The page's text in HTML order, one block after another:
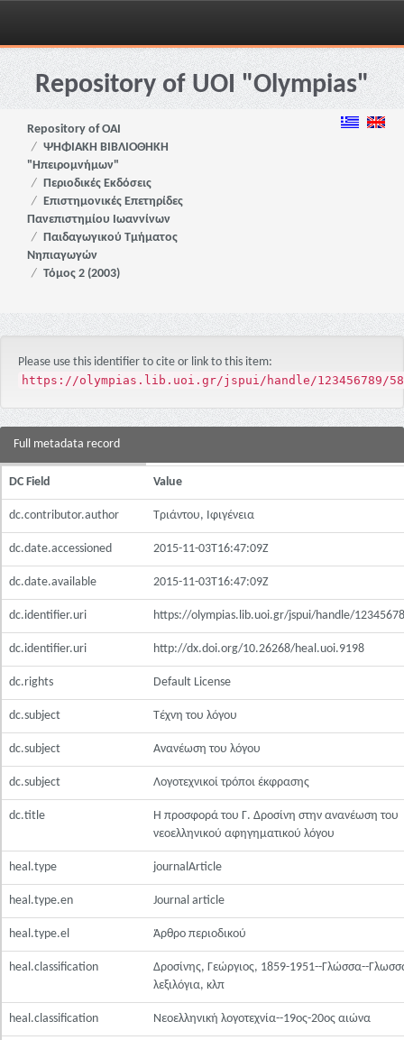
Skip
navigationRepository of UOI "Olympias"
Repository of OAI
ΨΗΦΙΑΚΗ ΒΙΒΛΙΟΘΗΚΗ
"Ηπειρομνήμων"
Περιοδικές Εκδόσεις
Επιστημονικές Επετηρίδες
Πανεπιστημίου Ιωαννίνων
Παιδαγωγικού Τμήματος
Νηπιαγωγών
Τόμος 2 (2003)
Please use this identifier to cite or link to this item:
https://olympias.lib.uoi.gr/jspui/handle/123456789/
Full metadata record
DC Field Value
dc.contributor.author Τριάντου, Ιφιγένεια
dc.date.accessioned 2015-11-03T16:47:09Z
dc.date.available 2015-11-03T16:47:09Z
dc.identifier.uri https://olympias.lib.uoi.gr/jspui/handle/
dc.identifier.uri http://dx.doi.org/10.26268/heal.uoi.9198
dc.rights Default License
dc.subject Τέχνη του λόγου
dc.subject Ανανέωση του λόγου
dc.subject Λογοτεχνικοί τρόποι έκφρασης
dc.title
Η προσφορά του Γ. Δροσίνη στην ανανέωση του
νεοελληνικού αφηγηματικού λόγου
heal.type journalArticle
heal.type.en Journal article
heal.type.el Άρθρο περιοδικού
heal.classification
Δροσίνης, Γεώργιος, 1859-1951--Γλώσσα--
λεξιλόγια, κλπ
heal.classification Νεοελληνική λογοτεχνία--19ος-20ος αιώνα